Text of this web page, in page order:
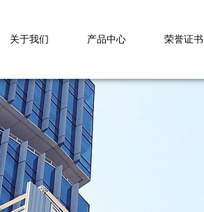
关于我们 产品中心
ABS/PC系列
开口箱系列
荣誉证书